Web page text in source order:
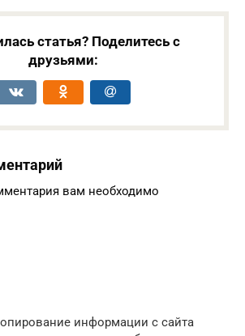
статья? Поделитесь с
друзьями:
вам необходимо
информации с сайта